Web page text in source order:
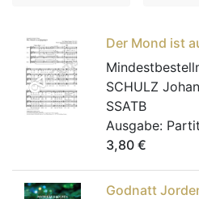
Der Mond ist
SCHULZ
SSATB
Ausgabe:
3,80 €
Godnatt